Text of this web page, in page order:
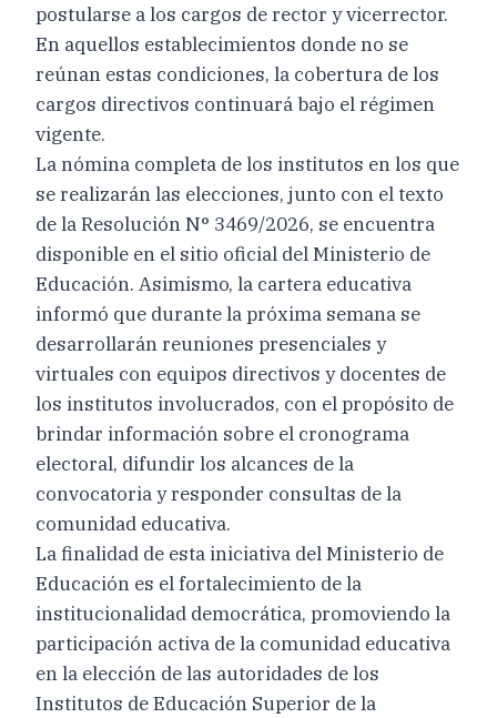
postularse a los cargos de rector y vicerrector.
En aquellos establecimientos donde no se
reúnan estas condiciones, la cobertura de los
cargos directivos continuará bajo el régimen
vigente.
La nómina completa de los institutos en los que
se realizarán las elecciones, junto con el texto
de la Resolución N° 3469/2026, se encuentra
disponible en el sitio oficial del Ministerio de
Educación. Asimismo, la cartera educativa
informó que durante la próxima semana se
desarrollarán reuniones presenciales y
virtuales con equipos directivos y docentes de
los institutos involucrados, con el propósito de
brindar información sobre el cronograma
electoral, difundir los alcances de la
convocatoria y responder consultas de la
comunidad educativa.
La finalidad de esta iniciativa del Ministerio de
Educación es el fortalecimiento de la
institucionalidad democrática, promoviendo la
participación activa de la comunidad educativa
en la elección de las autoridades de los
Institutos de Educación Superior de la